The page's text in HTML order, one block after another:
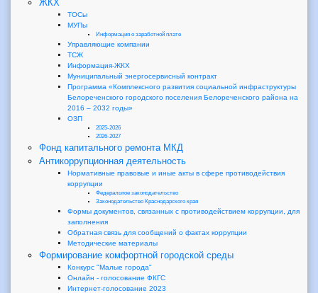
ЖКХ
ТОСы
МУПы
Информация о заработной плате
Управляющие компании
ТСЖ
Информация-ЖКХ
Муниципальный энергосервисный контракт
Программа «Комплексного развития социальной инфраструктуры
Белореченского городского поселения Белореченского района на
2016 – 2032 годы»
ОЗП
2025-2026
2026-2027
Фонд капитального ремонта МКД
Антикоррупционная деятельность
Нормативные правовые и иные акты в сфере противодействия
коррупции
Федеральное законодательство
Законодательство Краснодарского края
Формы документов, связанных с противодействием коррупции, для
заполнения
Обратная связь для сообщений о фактах коррупции
Методические материалы
Формирование комфортной городской среды
Конкурс "Малые города"
Онлайн - голосование ФКГС
Интернет-голосование 2023